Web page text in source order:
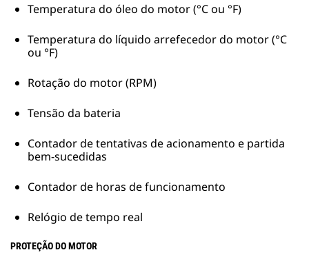
Temperatura do óleo do motor (°C ou °F)
Temperatura do líquido arrefecedor do motor (°C
ou °F)
Rotação do motor (RPM)
Tensão da bateria
Contador de tentativas de acionamento e partida
bem-sucedidas
Contador de horas de funcionamento
Relógio de tempo real
PROTEÇÃO DO MOTOR